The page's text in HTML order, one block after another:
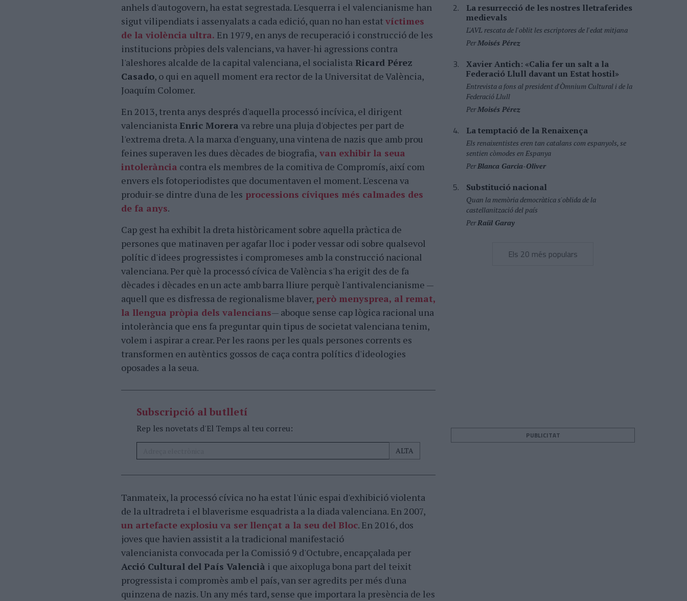
anhels d'autogovern, ha estat segrestada. L'esquerra i el valencianisme han
sigut vilipendiats i assenyalats a cada edició, quan no han estat víctimes
de la violència ultra. En 1979, en anys de recuperació i construcció de les
institucions pròpies dels valencians, va haver-hi agressions contra
l'aleshores alcalde de la capital valenciana, el socialista Ricard Pérez
Casado, o qui en aquell moment era rector de la Universitat de València,
Joaquím Colomer.
En 2013, trenta anys després d'aquella processó incívica, el dirigent
valencianistaEnric Morera va rebre una pluja d'objectes per part de
l'extrema dreta. A la marxa d'enguany, una vintena de nazis que amb prou
feines superaven les dues dècades de biografia, van exhibir la seua
intolerància contra els membres de la comitiva de Compromís, així com
envers els fotoperiodistes que documentaven el moment. L'escena va
produir-se dintre d'una de les processions cíviques més calmades des
de fa anys.
Cap gest ha exhibit la dreta històricament sobre aquella pràctica de
persones que matinaven per agafar lloc i poder vessar odi sobre qualsevol
polític d'idees progressistes i compromeses amb la construcció nacional
valenciana. Per què la processó cívica de València s'ha erigit des de fa
dècades i dècades en un acte amb barra lliure perquè l'antivalencianisme —
aquell que es disfressa de regionalisme blaver, però menysprea, al remat,
la llengua pròpia dels valencians— aboque sense cap lògica racional una
intolerància que ens fa preguntar quin tipus de societat valenciana tenim,
volem i aspirar a crear. Per les raons per les quals persones corrents es
transformen en autèntics gossos de caça contra polítics d'ideologies
oposades a la seua.
Subscripció al butlletí
Rep les novetats d'El Temps al teu correu:
Tanmateix, la processó cívica no ha estat l'únic espai d'exhibició violenta
de la ultradreta i el blaverisme esquadrista a la diada valenciana. En 2007,
un artefacte explosiu va ser llençat a la seu del Bloc. En 2016, dos
joves que havien assistit a la tradicional manifestació
valencianista convocada per la Comissió 9 d'Octubre, encapçalada per
Acció Cultural del País Valencià i que aixopluga bona part del teixit
progressista i compromès amb el país, van ser agredits per més d'una
quinzena de nazis. Un any més tard, sense que importara la presència de les
La resurrecció de les nostres lletraferides
medievals
L'AVL rescata de l'oblit les escriptores de l'edat mitjana
PerMoisés Pérez
Xavier Antich: «Calia fer un salt a la
Federació Llull davant un Estat hostil»
Entrevista a fons al president d'Òmnium Cultural i de la
Federació Llull
PerMoisés Pérez
La temptació de la Renaixença
Els renaixentistes eren tan catalans com espanyols, se
sentien còmodes en Espanya
PerBlanca Garcia-Oliver
Substitució nacional
Quan la memòria democràtica s'oblida de la
castellanització del país
PerRaül Garay
Els 20 més populars
PUBLICITAT